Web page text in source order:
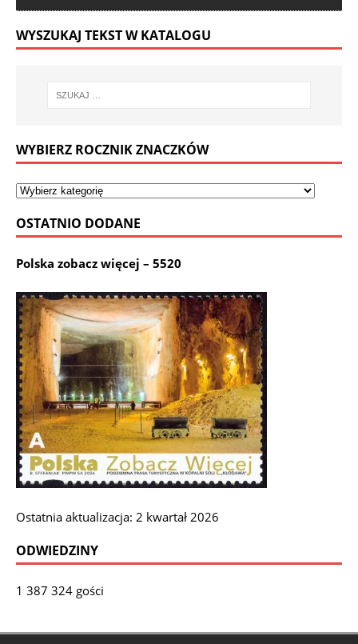
WYSZUKAJ TEKST W KATALOGU
WYBIERZ ROCZNIK ZNACZKÓW
OSTATNIO DODANE
Polska zobacz więcej – 5520
Ostatnia aktualizacja: 2 kwartał 2026
ODWIEDZINY
1 387 324 gości